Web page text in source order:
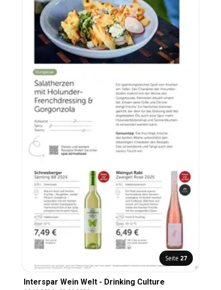
Metro angebote Profi
06.08.2026-19.08.2026
Metro